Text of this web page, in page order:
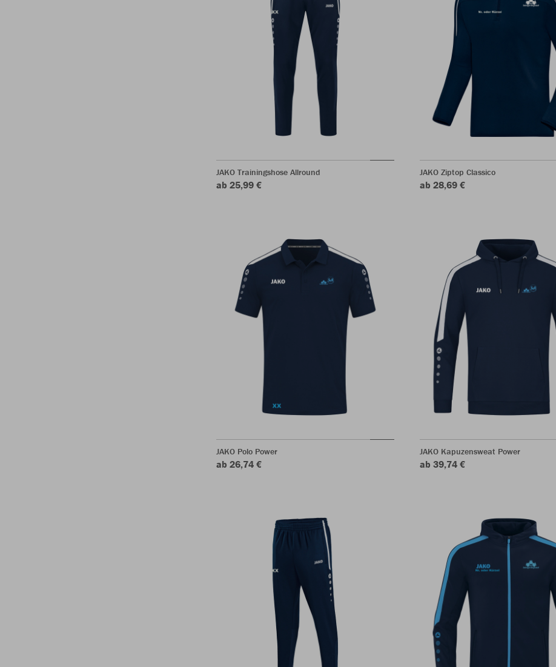
JAKO Trainingshose Allround
ab 25,99 €
JAKO Ziptop Classico
ab 28,69 €
JAKO Polo Power
ab 26,74 €
JAKO Kapuzensweat Power
ab 39,74 €